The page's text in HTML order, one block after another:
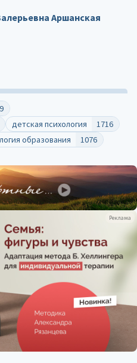
Реклама
детская психология
1716
образования
1076
Аршанская